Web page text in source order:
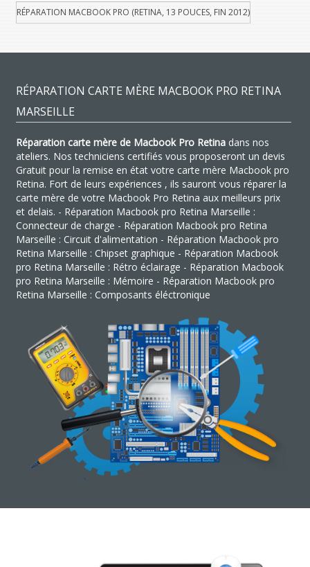
RÉPARATION MACBOOK PRO (RETINA, 13 POUCES, FIN 2012)
RÉPARATION CARTE MÈRE MACBOOK PRO RETINA
MARSEILLE
Réparation carte mère de Macbook Pro Retinadans nos
ateliers. Nos techniciens certifiés vous proposeront un devis
Gratuit pour la remise en état votre carte mère Macbook pro
Retina. Fort de leurs expériences , ils sauront vous réparer la
carte mère de votre Macbook Pro Retina aux meilleurs prix
et delais. - Réparation Macbook pro Retina Marseille :
Connecteur de charge - Réparation Macbook pro Retina
Marseille : Circuit d'alimentation - Réparation Macbook pro
Retina Marseille : Chipset graphique - Réparation Macbook
pro Retina Marseille : Rétro éclairage - Réparation Macbook
pro Retina Marseille : Mémoire - Réparation Macbook pro
Retina Marseille : Composants éléctronique